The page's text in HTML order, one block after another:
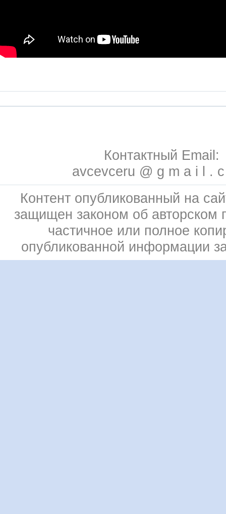
Контактный Email:
avcevceru @ g m a i l .
Контент опубликованный на
защищен законом об авторском
частичное или полное
опубликованной информации